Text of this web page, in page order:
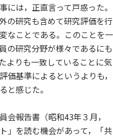
には，正直言って戸惑った。
の研究も含めて研究評価を行
なことである。このことを一
の研究分野が様々であるにも
よりも一致していることに気
基準によるというよりも，
と感じた。
報告書（昭和43年３月，
」を読む機会があって，「共